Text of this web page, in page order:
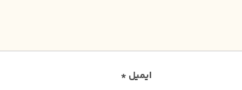
ایمیل*